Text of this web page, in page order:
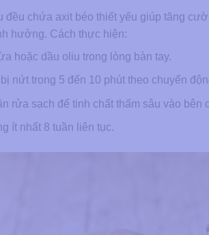
đều chứa axit béo thiết yếu giúp tăng
hưởng. Cách thực hiện:
hoặc dầu oliu trong lòng bàn tay.
nứt trong 5 đến 10 phút theo chuyển
rửa sạch để tinh chất thấm sâu vào bên
ít nhất 8 tuần liên tục.